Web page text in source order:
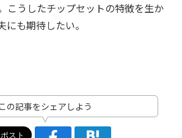
こうしたチップセットの特徴を生か
も期待したい。
この記事をシェアしよう